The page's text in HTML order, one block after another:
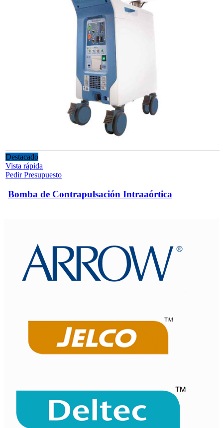
Destacado
Vista rápida
Pedir Presupuesto
Bomba de Contrapulsación Intraaórtica